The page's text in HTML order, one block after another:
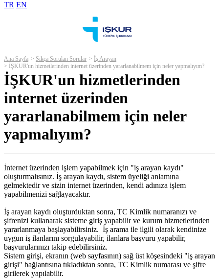
TR EN
Ana Sayfa Sıkça Sorulan Sorular
İş Arayan
İŞKUR'un hizmetlerinden internet üzerinden yararlanabilmem için neler yapmalıyım?
İŞKUR'un hizmetlerinden
internet üzerinden
yararlanabilmem için neler
yapmalıyım?
İnternet üzerinden işlem yapabilmek için "iş arayan kaydı"
oluşturmalısınız. İş arayan kaydı, sistem üyeliği anlamına
gelmektedir ve sizin internet üzerinden, kendi adınıza işlem
yapabilmenizi sağlayacaktır.
İş arayan kaydı oluşturduktan sonra, TC Kimlik numaranızı ve
şifrenizi kullanarak sisteme giriş yapabilir ve kurum hizmetlerinden
yararlanmaya başlayabilirsiniz. İş arama ile ilgili olarak kendinize
uygun iş ilanlarını sorgulayabilir, ilanlara başvuru yapabilir,
başvurularınızı takip edebilirsiniz.
Sistem girişi, ekranın (web sayfasının) sağ üst köşesindeki "iş arayan
girişi" bağlantısına tıkladıktan sonra, TC Kimlik numarası ve şifre
girilerek yapılabilir.